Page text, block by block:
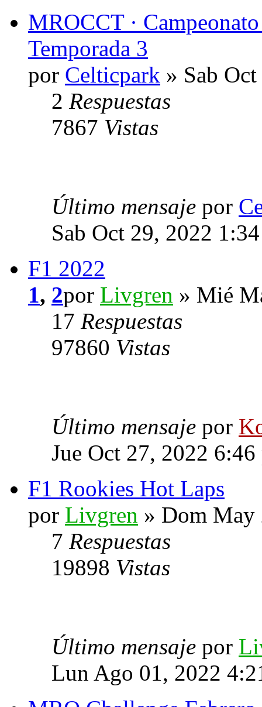
MROCCT ·
Temporada 3
por Celticpark » Sab
2 Respuestas
7867 Vistas
Último mensaje por
Sab Oct 29, 2022
F1 2022
1, 2por Livgren » Mié
17 Respuestas
97860 Vistas
Último mensaje por
Jue Oct 27, 2022 6:46
F1 Rookies Hot Laps
por Livgren » Dom May
7 Respuestas
19898 Vistas
Último mensaje por
Lun Ago 01, 2022